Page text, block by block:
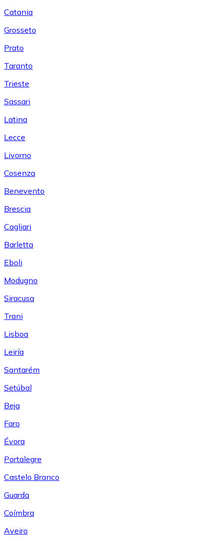
Catania
Grosseto
Prato
Taranto
Trieste
Sassari
Latina
Lecce
Livorno
Cosenza
Benevento
Brescia
Cagliari
Barletta
Eboli
Modugno
Siracusa
Trani
Lisboa
Leiría
Santarém
Setúbal
Beja
Faro
Évora
Portalegre
Castelo Branco
Guarda
Coímbra
Aveiro